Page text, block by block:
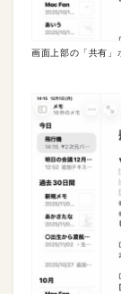
画面上部の「共有」